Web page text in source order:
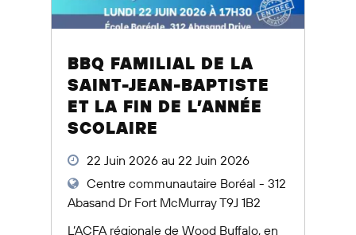
BBQ FAMILIAL DE LA
SAINT-JEAN-BAPTISTE
ET LA FIN DE L’ANNÉE
SCOLAIRE
22 Juin 2026 au 22 Juin 2026
Centre communautaire Boréal - 312
Abasand Dr Fort McMurray T9J 1B2
L’ACFA régionale de Wood Buffalo, en